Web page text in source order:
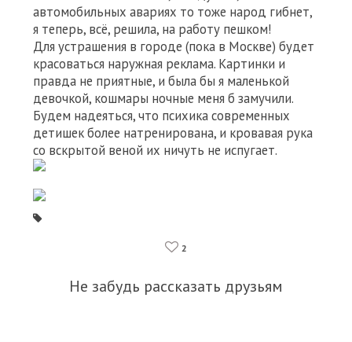
автомобильных авариях то тоже народ гибнет,
я теперь, всё, решила, на работу пешком!
Для устрашения в городе (пока в Москве) будет
красоваться наружная реклама. Картинки и
правда не приятные, и была бы я маленькой
девочкой, кошмары ночные меня б замучили.
Будем надеяться, что психика современных
детишек более натренирована, и кровавая рука
со вскрытой веной их ничуть не испугает.
2
Не забудь рассказать друзьям